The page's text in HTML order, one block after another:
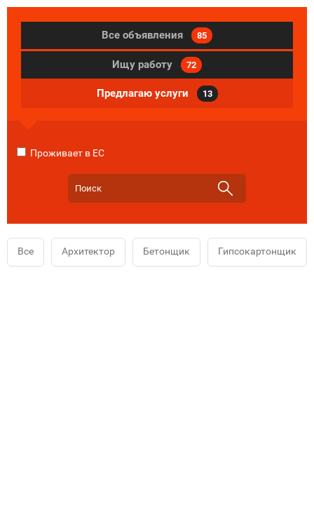
Все объявления 85
Ищу работу 72
Предлагаю услуги 13
Проживает в ЕС
Все Архитектор Бетонщик Гипсокартонщик